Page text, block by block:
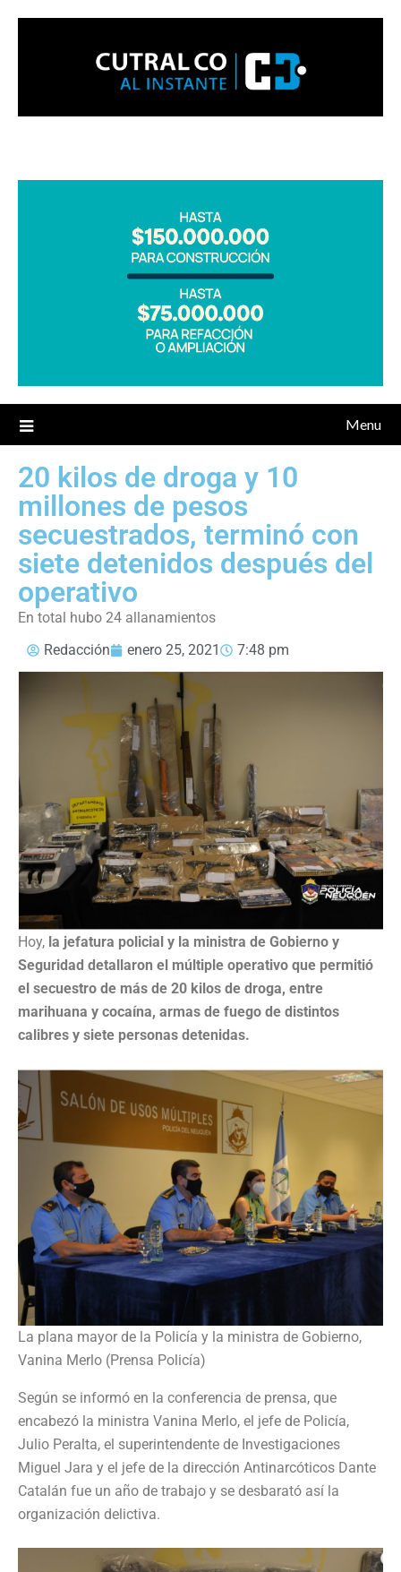
Menu
20 kilos de droga y 10
millones de pesos
secuestrados, terminó con
siete detenidos después del
operativo
En total hubo 24 allanamientos
Redacción
enero 25, 2021 7:48 pm
Hoy, la jefatura policial y la ministra de Gobierno y
Seguridad detallaron el múltiple operativo que permitió
el secuestro de más de 20 kilos de droga, entre
marihuana y cocaína, armas de fuego de distintos
calibres y siete personas detenidas.
La plana mayor de la Policía y la ministra de Gobierno,
Vanina Merlo (Prensa Policía)
Según se informó en la conferencia de prensa, que
encabezó la ministra Vanina Merlo, el jefe de Policía,
Julio Peralta, el superintendente de Investigaciones
Miguel Jara y el jefe de la dirección Antinarcóticos Dante
Catalán fue un año de trabajo y se desbarató así la
organización delictiva.